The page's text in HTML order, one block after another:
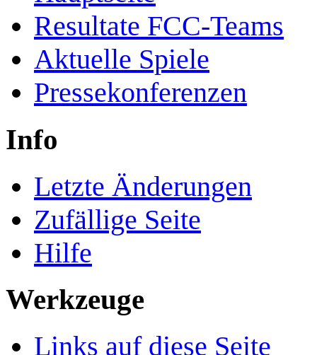
Resultate FCC-Teams
Aktuelle Spiele
Pressekonferenzen
Info
Letzte Änderungen
Zufällige Seite
Hilfe
Werkzeuge
Links auf diese Seite